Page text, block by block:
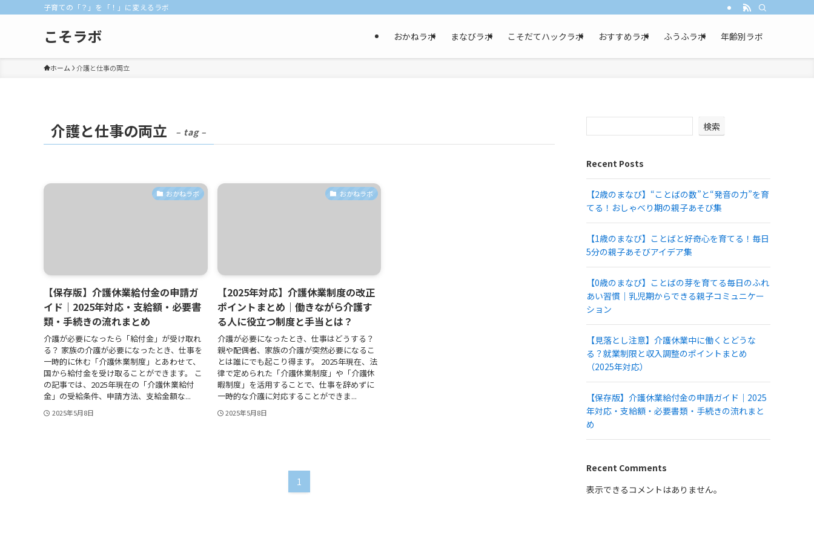
子育ての「？」を「！」に変えるラボ
こそラボ おかねラボ まなびラボ こそだてハックラボ おすすめラボ ふうふラボ 年齢別ラボ
ホーム 介護と仕事の両立
介護と仕事の両立 – tag –
おかねラボ
【保存版】介護休業給付金の申請ガ
イド｜2025年対応・支給額・必要書
類・手続きの流れまとめ
介護が必要になったら「給付金」が受け取れ
る？ 家族の介護が必要になったとき、仕事を
一時的に休む「介護休業制度」とあわせて、
国から給付金を受け取ることができます。 こ
の記事では、2025年現在の「介護休業給付
金」の受給条件、申請方法、支給金額な...
2025年5月8日
おかねラボ
【2025年対応】介護休業制度の改正
ポイントまとめ｜働きながら介護す
る人に役立つ制度と手当とは？
介護が必要になったとき、仕事はどうする？
親や配偶者、家族の介護が突然必要になるこ
とは誰にでも起こり得ます。 2025年現在、法
律で定められた「介護休業制度」や「介護休
暇制度」を活用することで、仕事を辞めずに
一時的な介護に対応することができま...
2025年5月8日
1
検索
Recent Posts
【2歳のまなび】“ことばの数”と“発音の力”を育
てる！おしゃべり期の親子あそび集
【1歳のまなび】ことばと好奇心を育てる！毎日
5分の親子あそびアイデア集
【0歳のまなび】ことばの芽を育てる毎日のふれ
あい習慣｜乳児期からできる親子コミュニケー
ション
【見落とし注意】介護休業中に働くとどうな
る？就業制限と収入調整のポイントまとめ
（2025年対応）
【保存版】介護休業給付金の申請ガイド｜2025
年対応・支給額・必要書類・手続きの流れまと
め
Recent Comments
表示できるコメントはありません。